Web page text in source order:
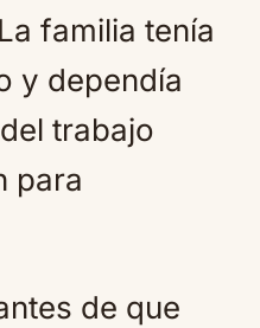
familia tenía
y dependía
trabajo
para
de que